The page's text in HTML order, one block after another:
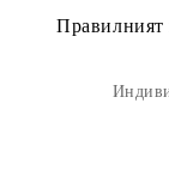
Правилният